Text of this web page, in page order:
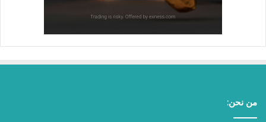
من نحن: